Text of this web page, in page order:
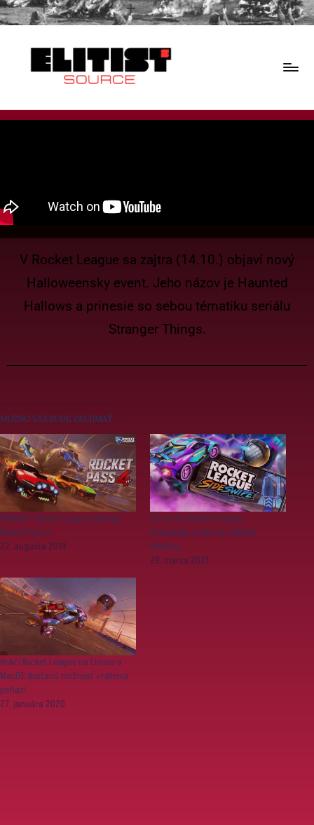
V Rocket League sa zajtra (14.10.) objaví nový
Halloweensky event. Jeho názov je Haunted
Hallows a prinesie so sebou tématiku seriálu
Stranger Things.
MOŽNO VÁS BUDE ZAUJÍMAŤ
TRAILER • Rocket League ukazuje
Rocket Pass 4
22. augusta 2019
2D verzia Rocket League,
Sideswipe, príde na mobilné
telefóny
29. marca 2021
Hráči Rocket League na Linuxe a
MacOS dostanú možnosť vrátenia
peňazí
27. januára 2020